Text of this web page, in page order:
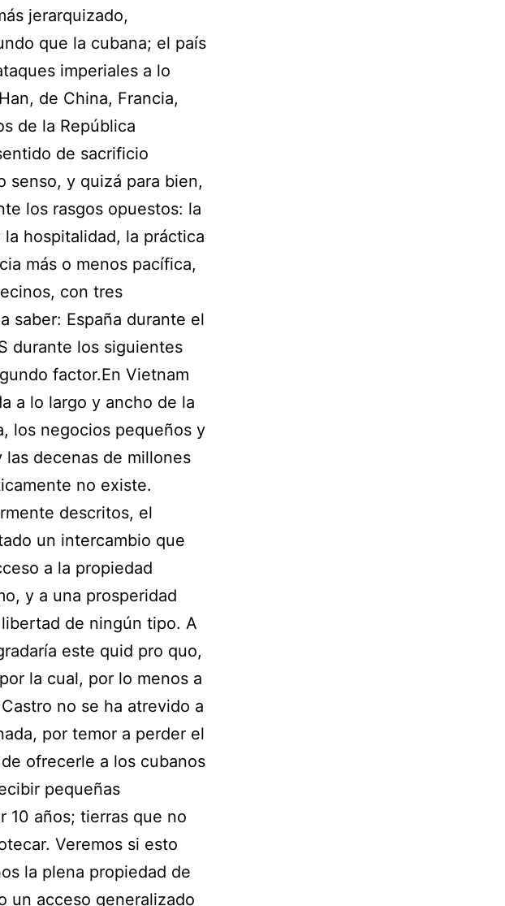
jerarquizado,
que la cubana; el país
imperiales a lo
de China, Francia,
de la República
de sacrificio
senso, y quizá para bien,
los rasgos opuestos: la
hospitalidad, la práctica
más o menos pacífica,
con tres
saber: España durante el
durante los siguientes
factor.En Vietnam
a lo largo y ancho de la
los negocios pequeños y
decenas de millones
no existe.
descritos, el
un intercambio que
a la propiedad
y a una prosperidad
de ningún tipo. A
este quid pro quo,
la cual, por lo menos a
no se ha atrevido a
por temor a perder el
ofrecerle a los cubanos
pequeñas
10 años; tierras que no
Veremos si esto
la plena propiedad de
un acceso generalizado